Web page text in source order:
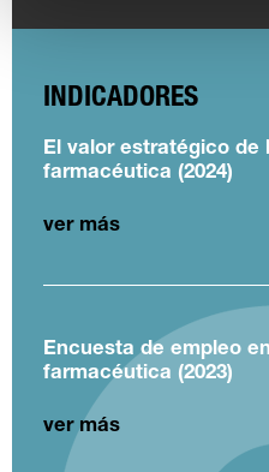
INDICADORES
El valor estratégico de
farmacéutica (2024)
ver más
Encuesta de empleo
farmacéutica (2023)
ver más